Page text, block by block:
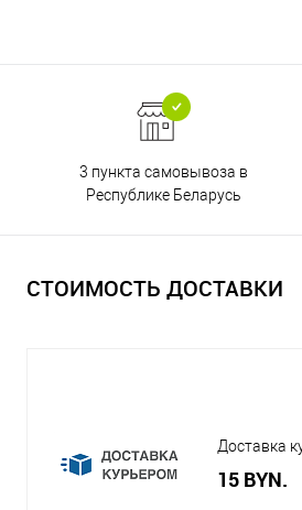
3 пункта самовывоза в
Республике Беларусь
СТОИМОСТЬ ДОСТАВКИ
Доставка
15 BYN.